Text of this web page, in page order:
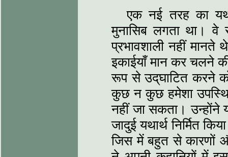
एक नई तरह का
मुनासिब लगता था। वे
प्रभावशाली नहीं
इकाईयाँ मान कर चलने
रूप से उद्‌घाटित करने
कुछ न कुछ हमेशा
नहीं जा सकता। उन्होंने
जादुई यथार्थ निर्मित
जिस में बहुत से कारणों